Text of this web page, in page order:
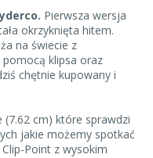
Pierwsza wersja
okrzyknięta hitem.
na świecie z
klipsa oraz
chętnie kupowany i
cm) które sprawdzi
jakie możemy spotkać
Point z wysokim